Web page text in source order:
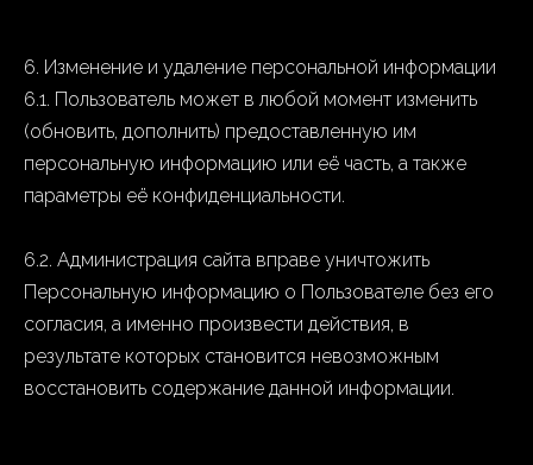
6. Изменение и удаление персональной информации
6.1. Пользователь может в любой момент изменить
(обновить, дополнить) предоставленную им
персональную информацию или её часть, а также
параметры её конфиденциальности.
6.2. Администрация сайта вправе уничтожить
Персональную информацию о Пользователе без его
согласия, а именно произвести действия, в
результате которых становится невозможным
восстановить содержание данной информации.